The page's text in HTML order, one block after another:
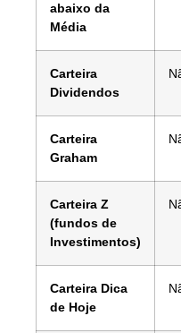
abaixo da
Média
Carteira
Dividendos
Carteira
Graham
Carteira Z
(fundos de
Investimentos)
Carteira Dica
de Hoje